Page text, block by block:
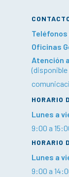
Oficinas
Atención
HORARIO
Lunes a
9:00 a
HORARIO
Lunes a
9:00 a